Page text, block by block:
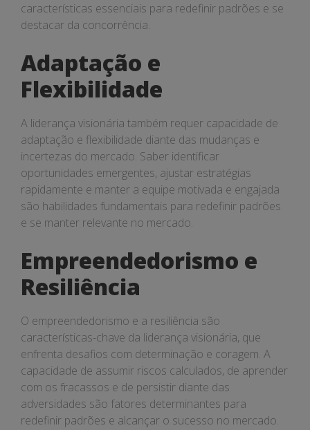
características essenciais para redefinir padrões e se
destacar da concorrência.
Adaptação e
Flexibilidade
A liderança visionária também requer capacidade de
adaptação e flexibilidade diante das mudanças e
incertezas do mercado. Saber identificar
oportunidades emergentes, ajustar estratégias
rapidamente e manter a equipe motivada e engajada
são habilidades fundamentais para redefinir padrões
e se manter relevante no mercado.
Empreendedorismo e
Resiliência
O empreendedorismo e a resiliência são
características-chave da liderança visionária, que
enfrenta desafios com determinação e coragem. A
capacidade de assumir riscos calculados, de aprender
com os fracassos e de persistir diante das
adversidades são fatores determinantes para
redefinir padrões e alcançar o sucesso no mercado.